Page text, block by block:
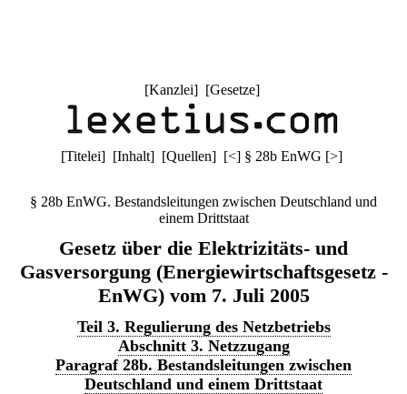
[Kanzlei] [Gesetze]
[Titelei] [Inhalt] [Quellen] [<] § 28b EnWG [>]
§ 28b EnWG. Bestandsleitungen zwischen Deutschland und
einem Drittstaat
Gesetz über die Elektrizitäts- und
Gasversorgung (Energiewirtschaftsgesetz -
EnWG) vom 7. Juli 2005
Teil 3. Regulierung des Netzbetriebs
Abschnitt 3. Netzzugang
Paragraf 28b. Bestandsleitungen zwischen
Deutschland und einem Drittstaat